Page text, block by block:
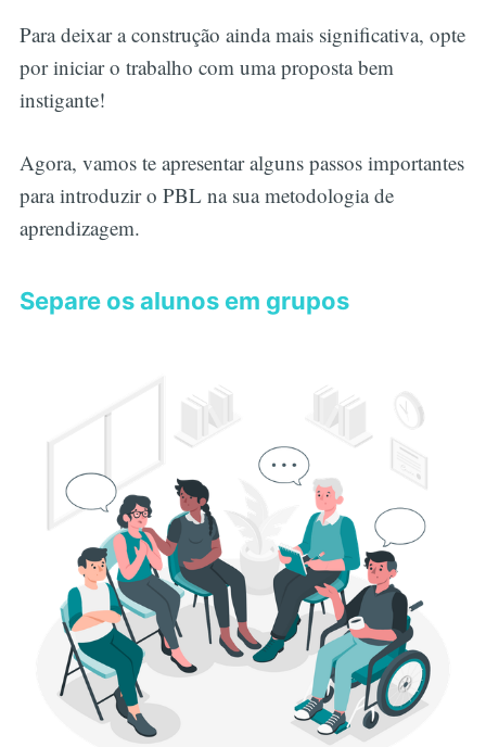
Para deixar a construção ainda mais significativa, opte
por iniciar o trabalho com uma proposta bem
instigante!
Agora, vamos te apresentar alguns passos importantes
para introduzir o PBL na sua metodologia de
aprendizagem.
Separe os alunos em grupos